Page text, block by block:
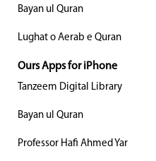
Bayan ul Quran
Lughat o Aerab e Quran
Ours Apps for iPhone
Tanzeem Digital Library
Bayan ul Quran
Professor Hafi Ahmed Yar